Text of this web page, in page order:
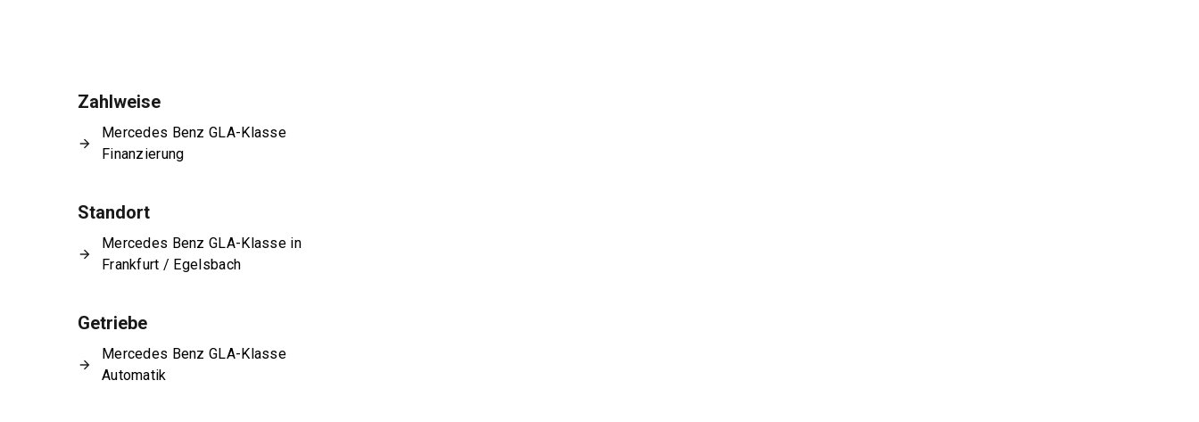
Zahlweise
Mercedes Benz GLA-Klasse
Finanzierung
Standort
Mercedes Benz GLA-Klasse in
Frankfurt / Egelsbach
Getriebe
Mercedes Benz GLA-Klasse
Automatik